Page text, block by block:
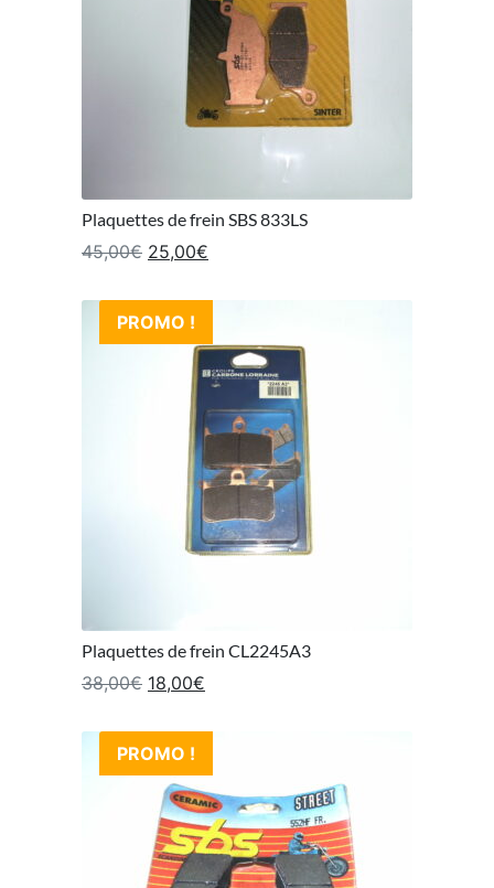
Plaquettes de frein SBS 833LS
45,00€ Le prix initial était : 45,00€.
25,00€
PROMO !
Plaquettes de frein CL2245A3
38,00€ Le prix initial était : 38,00€.
18,00€
PROMO !